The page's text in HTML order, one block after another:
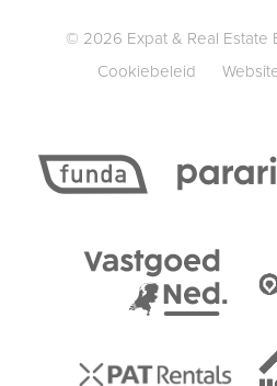
© 2026 Expat & Real Estate
Cookiebeleid